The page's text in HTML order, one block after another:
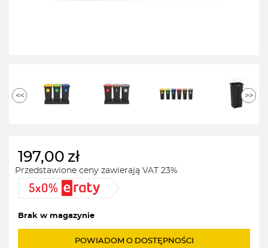
<< >>
197,00 zł
Przedstawione ceny zawierają VAT 23%
Brak w magazynie
POWIADOM O DOSTĘPNOŚCI